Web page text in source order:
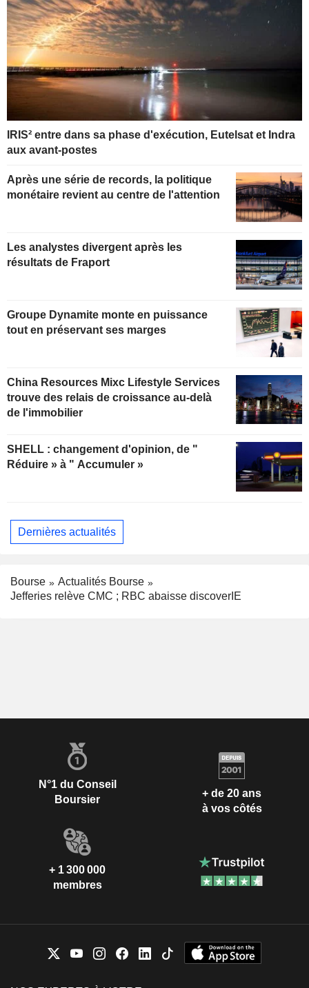
IRIS² entre dans sa phase d'exécution, Eutelsat et Indra
aux avant-postes
Après une série de records, la politique
monétaire revient au centre de l'attention
Les analystes divergent après les
résultats de Fraport
Groupe Dynamite monte en puissance
tout en préservant ses marges
China Resources Mixc Lifestyle Services
trouve des relais de croissance au-delà
de l'immobilier
SHELL : changement d'opinion, de "
Réduire » à " Accumuler »
Dernières actualités
Bourse
Actualités Bourse
Jefferies relève CMC ; RBC abaisse discoverIE
N°1 du Conseil
Boursier
+ de 20 ans
à vos côtés
+ 1 300 000
membres